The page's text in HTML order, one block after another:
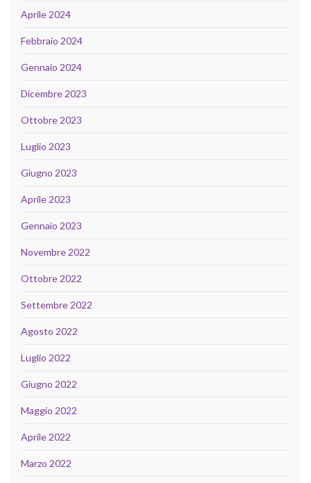
Aprile 2024
Febbraio 2024
Gennaio 2024
Dicembre 2023
Ottobre 2023
Luglio 2023
Giugno 2023
Aprile 2023
Gennaio 2023
Novembre 2022
Ottobre 2022
Settembre 2022
Agosto 2022
Luglio 2022
Giugno 2022
Maggio 2022
Aprile 2022
Marzo 2022